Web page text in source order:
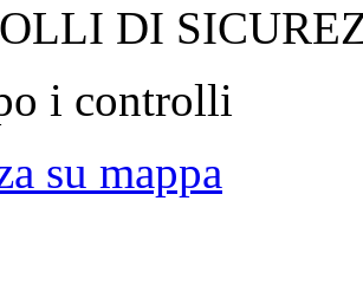
DI
i controlli
su mappa